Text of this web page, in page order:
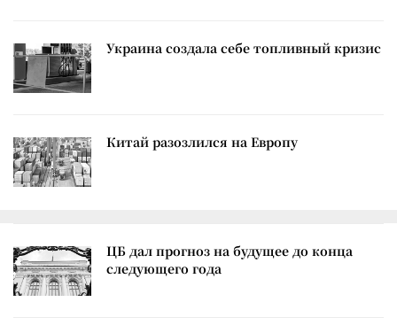
Украина создала себе топливный кризис
Китай разозлился на Европу
ЦБ дал прогноз на будущее до конца
следующего года